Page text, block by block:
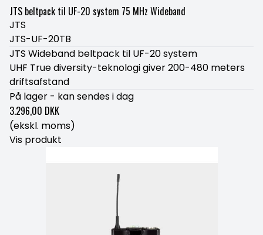
JTS beltpack til UF-20 system 75 MHz Wideband
JTS
JTS-UF-20TB
JTS Wideband beltpack til UF-20 system
UHF True diversity-teknologi giver 200-480 meters
driftsafstand
På lager - kan sendes i dag
3.296,00 DKK
(ekskl. moms)
Vis produkt